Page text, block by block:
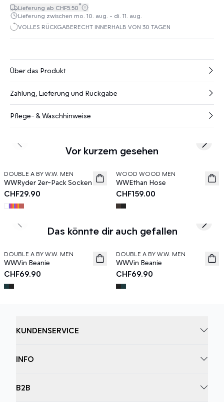
Lieferung ab CHF5.50*
Lieferung zwischen mo. 10. aug. - di. 11. aug.
VOLLES RÜCKGABERECHT INNERHALB VON 30 TAGEN
Über das Produkt
Zahlung, Lieferung und Rückgabe
Pflege- & Waschhinweise
Vor kurzem gesehen
News
DOUBLE A BY W.W. MEN
WWRyder 2er-Pack Socken
CHF29.90
News
WOOD WOOD MEN
WWEthan Hose
CHF159.00
Previous slide Next
Das könnte dir auch gefallen
News
DOUBLE A BY W.W. MEN
WWVin Beanie
CHF69.90
News
DOUBLE A BY W.W. MEN
WWVin Beanie
CHF69.90
Previous slide Next
KUNDENSERVICE
INFO
B2B